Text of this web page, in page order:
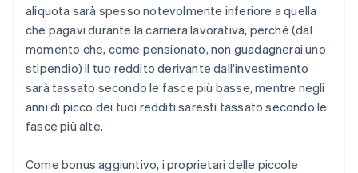
aliquota sarà spesso notevolmente inferiore a quella
che pagavi durante la carriera lavorativa, perché (dal
momento che, come pensionato, non guadagnerai uno
stipendio) il tuo reddito derivante dall'investimento
sarà tassato secondo le fasce più basse, mentre negli
anni di picco dei tuoi redditi saresti tassato secondo le
fasce più alte.
Come bonus aggiuntivo, i proprietari delle piccole